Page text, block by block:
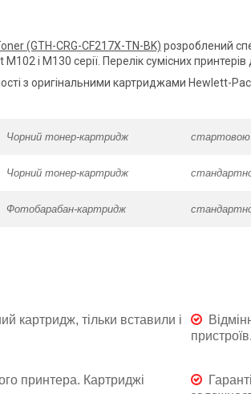
(GTH-CRG-CF217X-TN-BK) розроблений
і M130 серії. Перелік сумісних
з оригінальними картриджами Hewlett-
Чорний тонер-картридж стартовою
Чорний тонер-картридж
Фотобарабан-картридж
картридж, тільки вставили і
принтера. Картриджі
пристроїв.